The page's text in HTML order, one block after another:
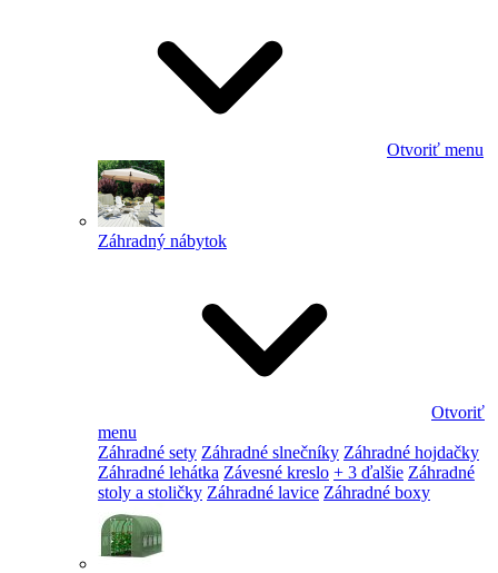
Otvoriť menu
Záhradný nábytok
Otvoriť
menu
Záhradné sety Záhradné slnečníky Záhradné hojdačky
Záhradné lehátka Závesné kreslo + 3 ďalšie Záhradné
stoly a stoličky Záhradné lavice Záhradné boxy